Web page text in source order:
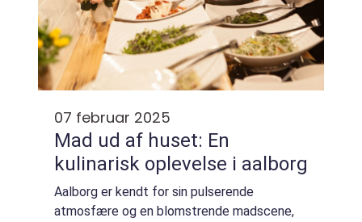
07 februar 2025
Mad ud af huset: En
kulinarisk oplevelse i aalborg
Aalborg er kendt for sin pulserende
atmosfære og en blomstrende madscene,